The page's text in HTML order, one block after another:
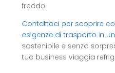
freddo.
Contattaci per scoprire
esigenze di trasporto in
sostenibile e senza
tuo business viaggia